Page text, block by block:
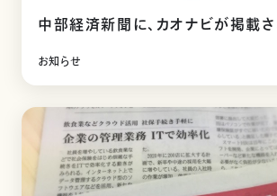
中部経済新聞に、カオナビが掲載さ
お知らせ